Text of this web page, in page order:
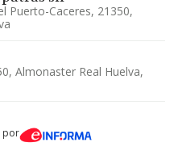
Puerto-Caceres, 21350,
Almonaster Real Huelva,
por